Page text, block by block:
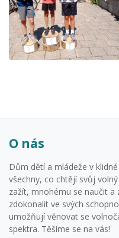
O nás
Dům dětí a mládeže v
všechny, co chtějí svůj
zažít, mnohému se naučit
zdokonalit ve svých
umožňují věnovat se
spektra. Těšíme se na vás!